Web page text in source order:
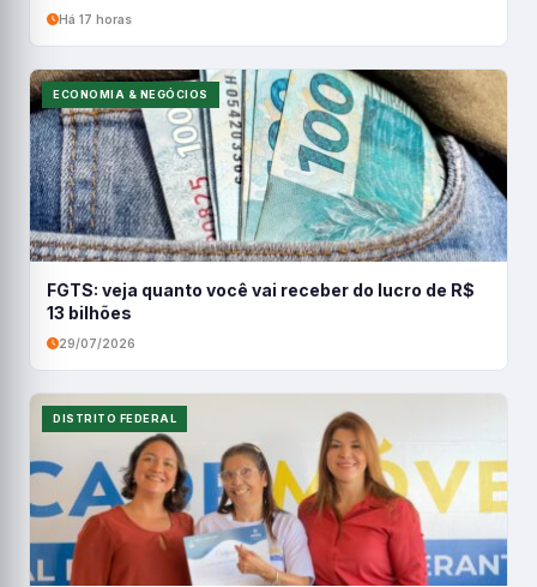
Há 17 horas
ECONOMIA & NEGÓCIOS
FGTS: veja quanto você vai receber do lucro de R$
13 bilhões
29/07/2026
DISTRITO FEDERAL